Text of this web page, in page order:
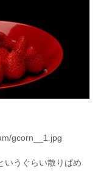
gcorn__1.jpg
いうぐらい散りばめ